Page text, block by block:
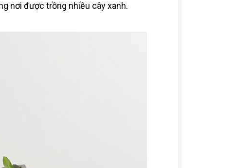
nơi được trồng nhiều cây xanh.